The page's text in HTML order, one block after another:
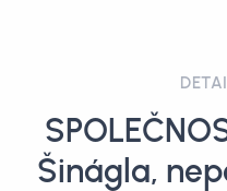
Šinágla,